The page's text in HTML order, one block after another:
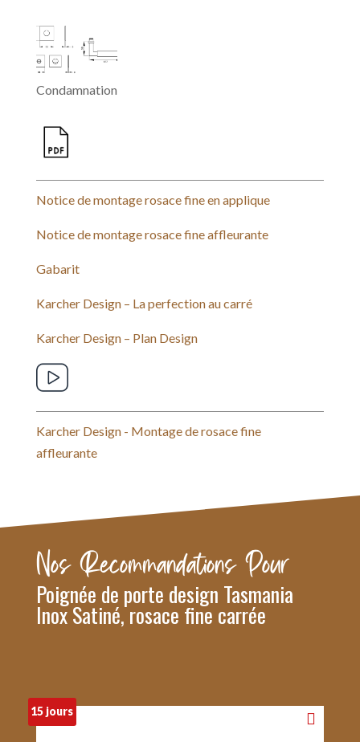
Condamnation
Notice de montage rosace fine en applique
Notice de montage rosace fine affleurante
Gabarit
Karcher Design – La perfection au carré
Karcher Design – Plan Design
Karcher Design - Montage de rosace fine
affleurante
Nos Recommandations Pour
Poignée de porte design Tasmania
Inox Satiné, rosace fine carrée
15 jours